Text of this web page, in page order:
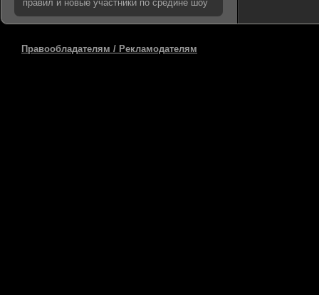
правил и новые участники по средине шоу
Правообладателям / Рекламодателям